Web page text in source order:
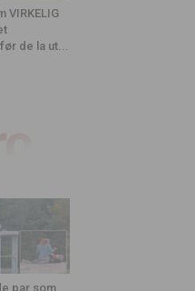
VIRKELIG
de la ut...
par som